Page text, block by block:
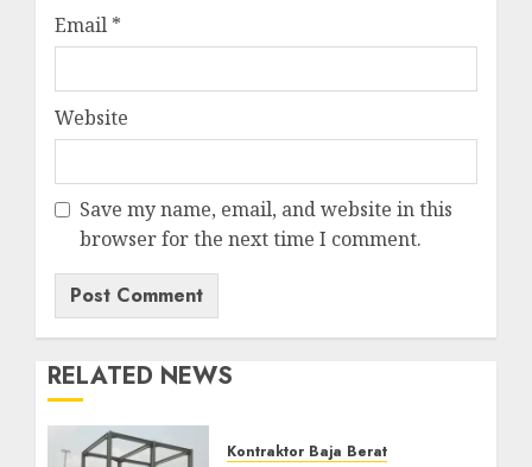
Email *
Website
Save my name, email, and website in this
browser for the next time I comment.
RELATED NEWS
Kontraktor Baja Berat